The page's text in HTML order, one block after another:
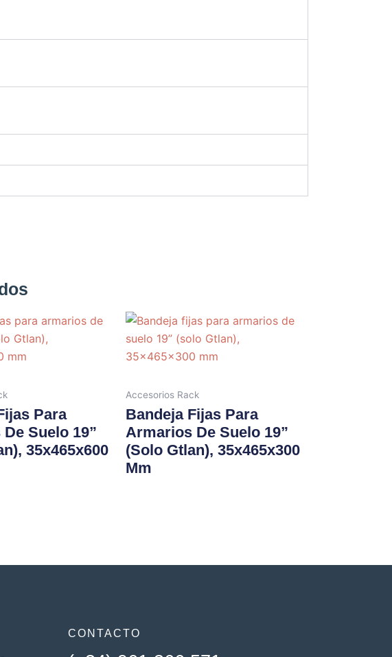
Para
Suelo 19”
35x465x600
Accesorios Rack
Bandeja Fijas Para
Armarios De Suelo 19”
(solo Gtlan), 35x465x300
Mm
CONTACTO